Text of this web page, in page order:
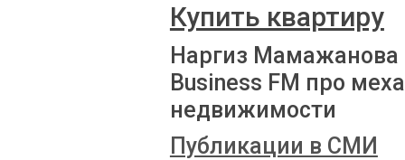
Купить квартиру
Наргиз Мамажанова
Business FM про
недвижимости
Публикации в СМИ